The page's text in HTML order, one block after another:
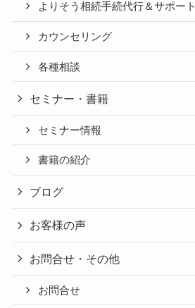
よりそう相続手続代行＆サポート
カウンセリング
各種相談
セミナー・書籍
セミナー情報
書籍の紹介
ブログ
お客様の声
お問合せ・その他
お問合せ